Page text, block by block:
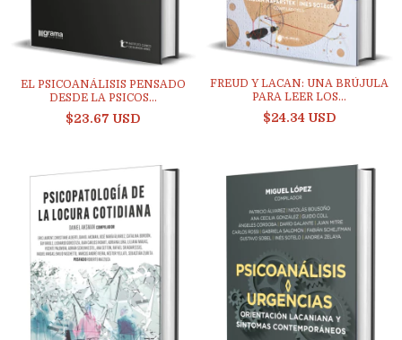
EL PSICOANÁLISIS PENSADO
DESDE LA PSICOS...
$23.67 USD
FREUD Y LACAN: UNA BRÚJULA
PARA LEER LOS...
$24.34 USD